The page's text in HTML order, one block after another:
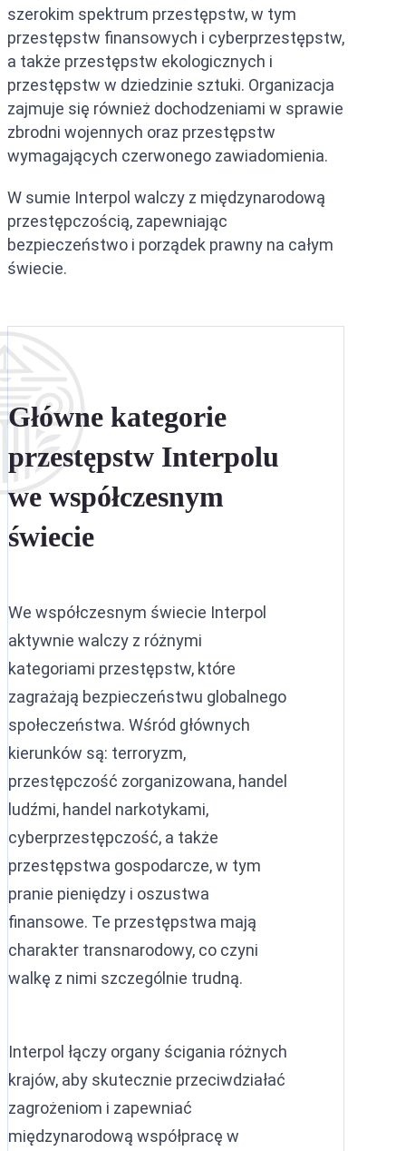
Ekstradycja między ZEA a
Ekstradycja między ZEA a
Umowa o ekstradycji między
Ekstradycja między ZEA a
Ekstradycja między ZEA a
Ekstradycja między Polską a
Ekstradycja z ZEA do
Ekstradycja między ZEA a
Ekstradycja między ZEA a
Ekstradycja między ZEA a
Czarna nota Interpolu
Nakaz aresztowania Interpolu
Srebrna nota Interpolu
CCF (Komisja ds. Kontroli
Dyfuzje Interpolu
szerokim spektrum przestępstw, w tym
przestępstw finansowych i cyberprzestępstw,
a także przestępstw ekologicznych i
przestępstw w dziedzinie sztuki. Organizacja
zajmuje się również dochodzeniami w sprawie
zbrodni wojennych oraz przestępstw
wymagających czerwonego zawiadomienia.
W sumie Interpol walczy z międzynarodową
przestępczością, zapewniając
bezpieczeństwo i porządek prawny na całym
świecie.
Główne kategorie
przestępstw Interpolu
we współczesnym
świecie
We współczesnym świecie Interpol
aktywnie walczy z różnymi
kategoriami przestępstw, które
zagrażają bezpieczeństwu globalnego
społeczeństwa. Wśród głównych
kierunków są: terroryzm,
przestępczość zorganizowana, handel
ludźmi, handel narkotykami,
cyberprzestępczość, a także
przestępstwa gospodarcze, w tym
pranie pieniędzy i oszustwa
finansowe. Te przestępstwa mają
charakter transnarodowy, co czyni
walkę z nimi szczególnie trudną.
Interpol łączy organy ścigania różnych
krajów, aby skutecznie przeciwdziałać
zagrożeniom i zapewniać
międzynarodową współpracę w